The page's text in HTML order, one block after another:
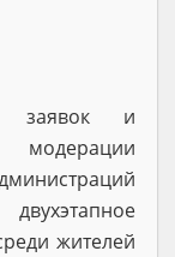
заявок и
жителей